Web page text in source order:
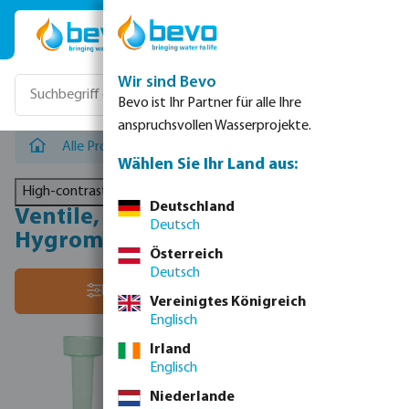
Zum Hauptinhalt springen
Alle Produkte
High-contrast mode
Ventile, Mess- & Regeltechnik -
Hygrometer & Thermometer
Filter
Wir sind Bevo
Bevo ist Ihr Partner für alle Ihre
anspruchsvollen Wasserprojekte.
Wählen Sie Ihr Land aus:
Deutschland
Deutsch
Österreich
Deutsch
Vereinigtes Königreich
Englisch
Irland
Englisch
Niederlande